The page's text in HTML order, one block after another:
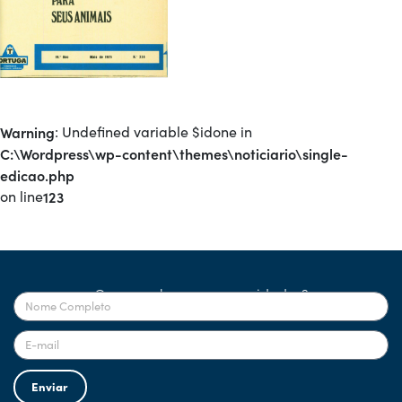
Warning: Undefined variable $idone in
C:\Wordpress\wp-content\themes\noticiario\single-
edicao.php
on line123
Quer receber nossas novidades?
Enviar